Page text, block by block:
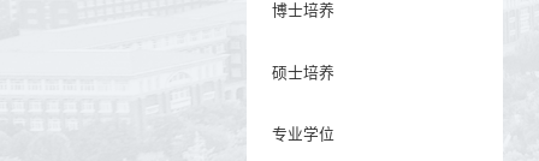
博士培养
硕士培养
专业学位